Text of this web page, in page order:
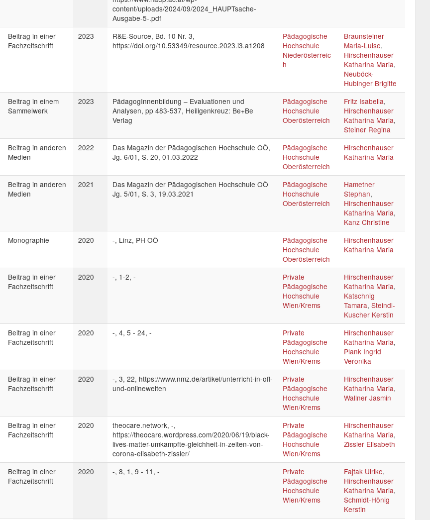
content/uploads/2024/09/2024_HAUPTsache-
Ausgabe-5-.pdf
Beitrag in einer
Fachzeitschrift
2023
R&E-Source, Bd. 10 Nr. 3,
https://doi.org/10.53349/resource.2023.i3.a1208
Pädagogische
Hochschule
Niederösterreic
h
Braunsteiner
Maria-Luise,
Hirschenhauser
Katharina Maria,
Neuböck-
Hubinger Brigitte
Beitrag in einem
Sammelwerk
2023
PädagogInnenbildung – Evaluationen und
Analysen, pp 483-537, Heiligenkreuz: Be+Be
Verlag
Pädagogische
Hochschule
Oberösterreich
Fritz Isabella,
Hirschenhauser
Katharina Maria,
Steiner Regina
Beitrag in anderen
Medien
2022
Das Magazin der Pädagogischen Hochschule OÖ,
Jg. 6/01, S. 20, 01.03.2022
Pädagogische
Hochschule
Oberösterreich
Hirschenhauser
Katharina Maria
Beitrag in anderen
Medien
2021
Das Magazin der Pädagogischen Hochschule OÖ
Jg. 5/01, S. 3, 19.03.2021
Pädagogische
Hochschule
Oberösterreich
Hametner
Stephan,
Hirschenhauser
Katharina Maria,
Kanz Christine
Monographie 2020 -, Linz, PH OÖ
Pädagogische
Hochschule
Oberösterreich
Hirschenhauser
Katharina Maria
Beitrag in einer
Fachzeitschrift
2020 -, 1-2, -
Private
Pädagogische
Hochschule
Wien/Krems
Hirschenhauser
Katharina Maria,
Katschnig
Tamara, Steindl-
Kuscher Kerstin
Beitrag in einer
Fachzeitschrift
2020 -, 4, 5 - 24, -
Private
Pädagogische
Hochschule
Wien/Krems
Hirschenhauser
Katharina Maria,
Plank Ingrid
Veronika
Beitrag in einer
Fachzeitschrift
2020
-, 3, 22, https://www.nmz.de/artikel/unterricht-in-off-
und-onlinewelten
Private
Pädagogische
Hochschule
Wien/Krems
Hirschenhauser
Katharina Maria,
Wallner Jasmin
Beitrag in einer
Fachzeitschrift
2020
theocare.network, -,
https://theocare.wordpress.com/2020/06/19/black-
lives-matter-umkampfte-gleichheit-in-zeiten-von-
corona-elisabeth-zissler/
Private
Pädagogische
Hochschule
Wien/Krems
Hirschenhauser
Katharina Maria,
Zissler Elisabeth
Beitrag in einer
Fachzeitschrift
2020 -, 8, 1, 9 - 11, -
Private
Pädagogische
Hochschule
Wien/Krems
Fajtak Ulrike,
Hirschenhauser
Katharina Maria,
Schmidt-Hönig
Kerstin